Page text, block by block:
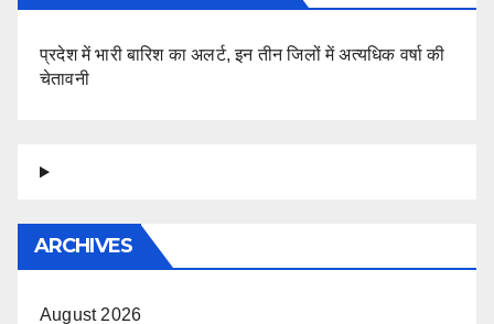
प्रदेश में भारी बारिश का अलर्ट, इन तीन जिलों में अत्यधिक वर्षा की
चेतावनी
ARCHIVES
August 2026